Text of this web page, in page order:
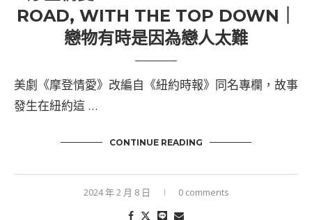
ROAD, WITH THE TOP DOWN｜
戀物有時是因為戀人太難
美劇《摩登情愛》改編自《紐約時報》同名專欄，故事
發生在紐約這 …
CONTINUE READING
2024 年 2 月 8 日 0 comments